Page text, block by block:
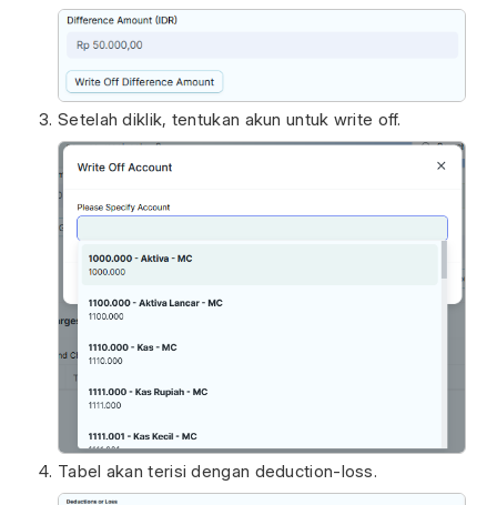
Setelah diklik, tentukan akun untuk write off.
Tabel akan terisi dengan deduction-loss.